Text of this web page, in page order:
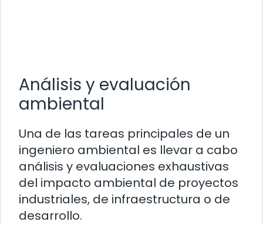
Análisis y evaluación
ambiental
Una de las tareas principales de un
ingeniero ambiental es llevar a cabo
análisis y evaluaciones exhaustivas
del impacto ambiental de proyectos
industriales, de infraestructura o de
desarrollo.